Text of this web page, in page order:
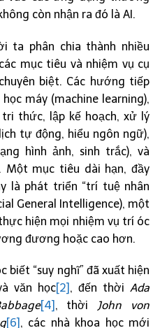
còn nhận ra đó là AI.
ta phân chia thành nhiều
mục tiêu và nhiệm vụ cụ
biệt. Các hướng tiếp
máy (machine learning),
thức, lập kế hoạch, xử lý
tự động, hiểu ngôn ngữ),
hình ảnh, sinh trắc), và
Một mục tiêu dài hạn, đầy
là phát triển “trí tuệ nhân
General Intelligence), một
hiện mọi nhiệm vụ trí óc
đương hoặc cao hơn.
“suy nghĩ” đã xuất hiện
văn học[2] , đến thời Ada
[4] , thời John von
[6] , các nhà khoa học mới